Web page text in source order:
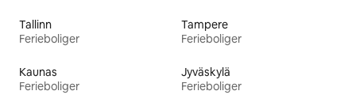
Tallinn
Ferieboliger
Tampere
Ferieboliger
Kaunas
Ferieboliger
Jyväskylä
Ferieboliger